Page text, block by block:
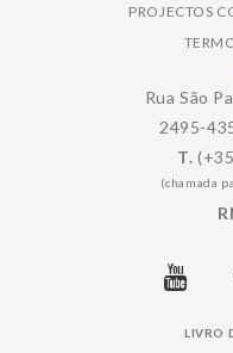
PROJECTOS
Rua São
2495-
T.
(chamada
LIVRO